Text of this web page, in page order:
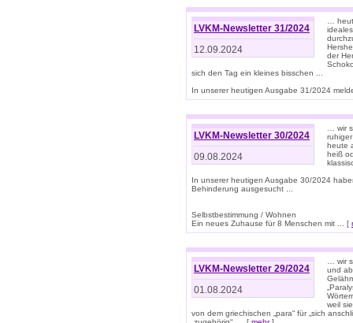
LVKM-Newsletter 31/2024
12.09.2024
…
der
sich den Tag ein kleines bisschen ...
In unserer heutigen Ausgabe 31/2024
LVKM-Newsletter 30/2024
09.08.2024
… wir
heute
heiß
In unserer heutigen Ausgabe 30/2024
Behinderung ausgesucht ...
Selbstbestimmung / Wohnen
Ein neues Zuhause für 8 Menschen mit ... [
LVKM-Newsletter 29/2024
01.08.2024
… wir
und
weil
von dem griechischen „para“ für „sich